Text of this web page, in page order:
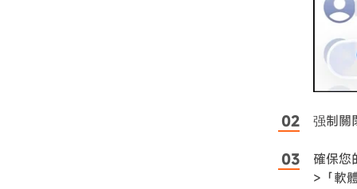
强制關
確保您
>「軟